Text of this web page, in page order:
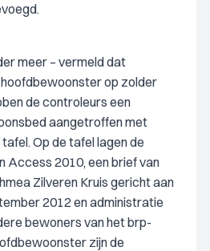
meer – vermeld dat
op zolder
de controleurs een
aangetroffen met
Op de tafel lagen de
Access 2010, een brief van
Zilveren Kruis gericht aan
2012 en administratie
bewoners van het brp-
zijn de